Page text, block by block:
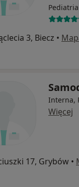
Pediatria
3, Biecz •
Interna,
Więcej
17, Grybów •